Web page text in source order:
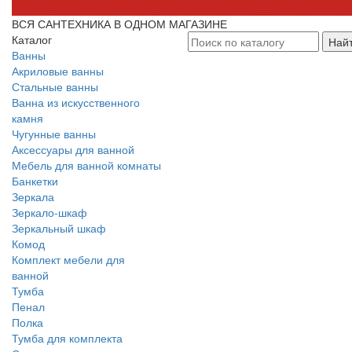
ВСЯ САНТЕХНИКА В ОДНОМ МАГАЗИНЕ
Каталог
Ванны
Акриловые ванны
Стальные ванны
Ванна из искусственного
камня
Чугунные ванны
Аксессуары для ванной
Мебель для ванной комнаты
Банкетки
Зеркала
Зеркало-шкаф
Зеркальный шкаф
Комод
Комплект мебели для
ванной
Тумба
Пенал
Полка
Тумба для комплекта